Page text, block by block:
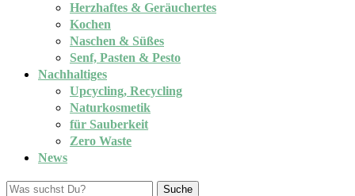
Herzhaftes & Geräuchertes
Kochen
Naschen & Süßes
Senf, Pasten & Pesto
Nachhaltiges
Upcycling, Recycling
Naturkosmetik
für Sauberkeit
Zero Waste
News
Suche